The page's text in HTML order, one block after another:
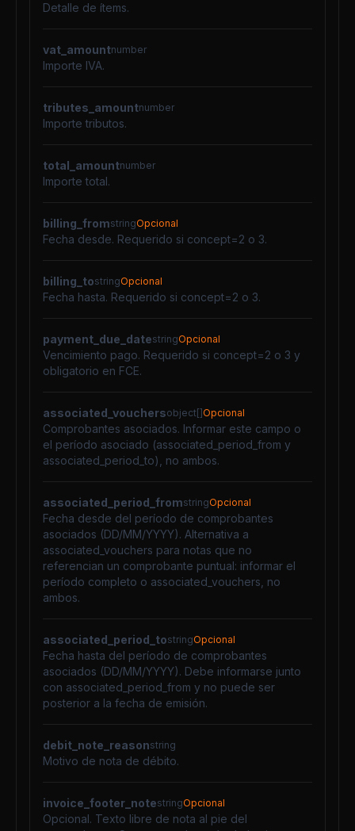
Detalle de ítems.
vat_amountnumber
Importe IVA.
tributes_amountnumber
Importe tributos.
total_amountnumber
Importe total.
billing_fromstringOpcional
Fecha desde. Requerido si concept=2 o 3.
billing_tostringOpcional
Fecha hasta. Requerido si concept=2 o 3.
payment_due_datestringOpcional
Vencimiento pago. Requerido si concept=2 o 3 y
obligatorio en FCE.
associated_vouchersobject[]Opcional
Comprobantes asociados. Informar este campo o
el período asociado (associated_period_from y
associated_period_to), no ambos.
associated_period_fromstringOpcional
Fecha desde del período de comprobantes
asociados (DD/MM/YYYY). Alternativa a
associated_vouchers para notas que no
referencian un comprobante puntual: informar el
período completo o associated_vouchers, no
ambos.
associated_period_tostringOpcional
Fecha hasta del período de comprobantes
asociados (DD/MM/YYYY). Debe informarse junto
con associated_period_from y no puede ser
posterior a la fecha de emisión.
debit_note_reasonstring
Motivo de nota de débito.
invoice_footer_notestringOpcional
Opcional. Texto libre de nota al pie del